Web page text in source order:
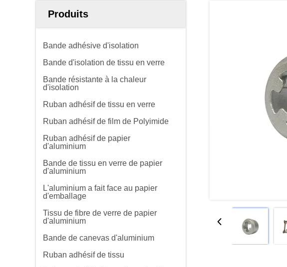
Produits
Bande adhésive d'isolation
Bande d'isolation de tissu en verre
Bande résistante à la chaleur
d'isolation
Ruban adhésif de tissu en verre
Ruban adhésif de film de Polyimide
Ruban adhésif de papier
d'aluminium
Bande de tissu en verre de papier
d'aluminium
L'aluminium a fait face au papier
d'emballage
Tissu de fibre de verre de papier
d'aluminium
Bande de canevas d'aluminium
Ruban adhésif de tissu